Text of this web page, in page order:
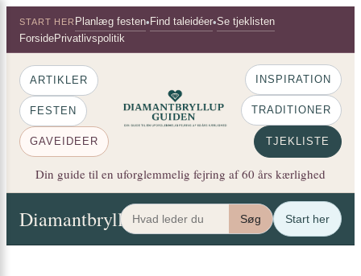
Spring
indhold
START HER Planlæg festen• Find taleidéer•Se tjeklisten
ForsidePrivatlivspolitik
ARTIKLER
FESTEN
GAVEIDEER
INSPIRATION
TRADITIONER
TJEKLISTE
Din guide til en uforglemmelig fejring af 60 års kærlighed
Diamantbryllup Guiden Artikler Festen
Søg Start her